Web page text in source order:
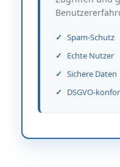
Spam-Schutz
Echte Nutzer
Sichere Daten
DSGVO-